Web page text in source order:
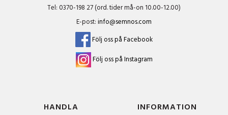
Tel: 0370-198 27 (ord. tider må-on 10.00-12.00)
E-post:info@semnos.com
Följ oss på Facebook
Följ oss på Instagram
HANDLA INFORMATION